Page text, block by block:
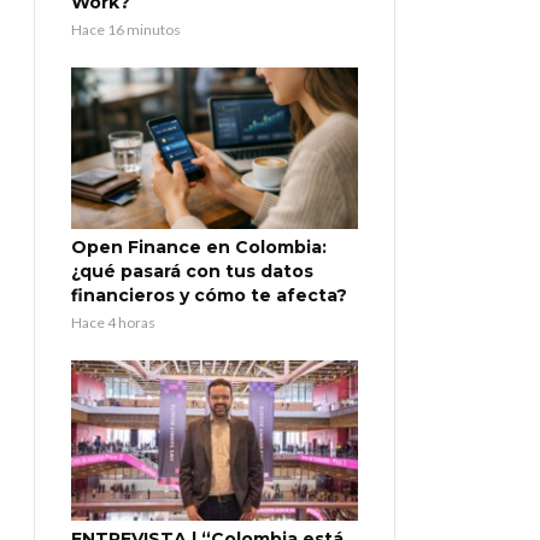
Hace 16 minutos
Open Finance en Colombia:
¿qué pasará con tus datos
financieros y cómo te afecta?
Hace 4 horas